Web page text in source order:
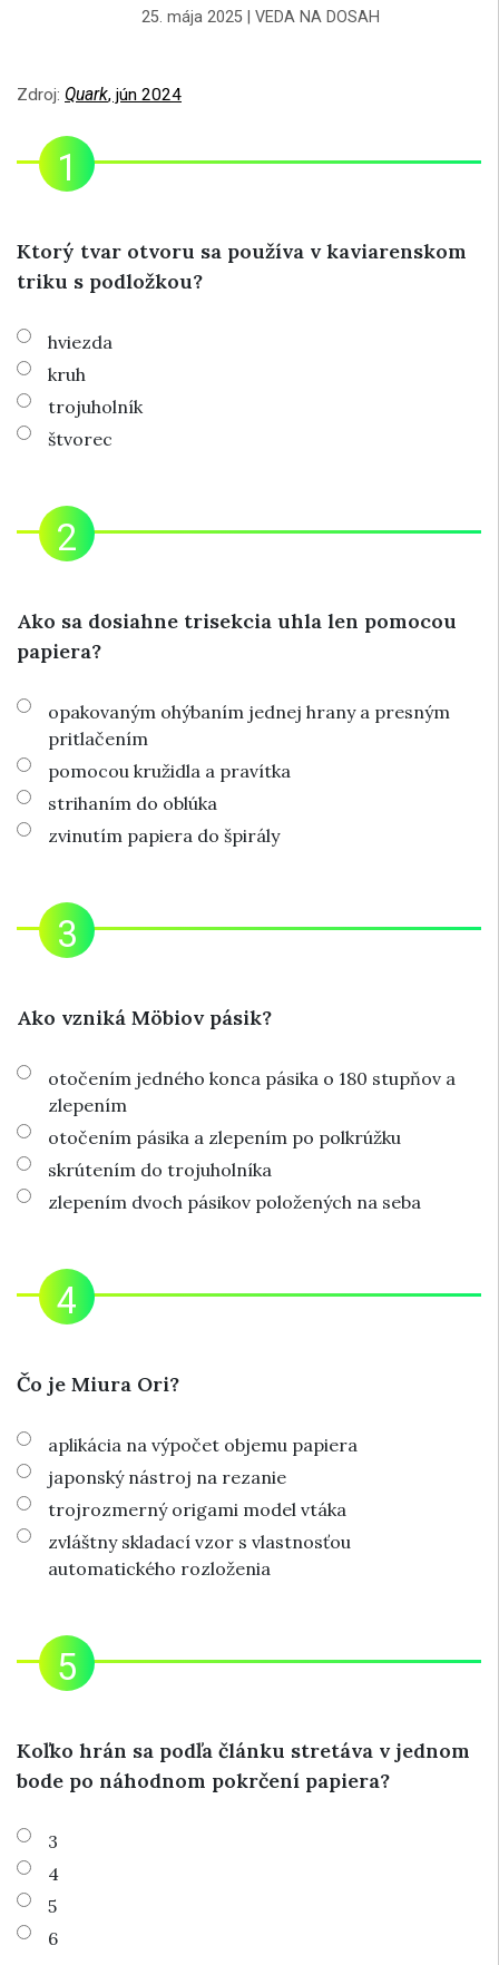
25. mája 2025| VEDA NA DOSAH
Zdroj: Quark, jún 2024
Ktorý tvar otvoru sa používa v kaviarenskom
triku s podložkou?
hviezda
kruh
trojuholník
štvorec
Ako sa dosiahne trisekcia uhla len pomocou
papiera?
opakovaným ohýbaním jednej hrany a presným
pritlačením
pomocou kružidla a pravítka
strihaním do oblúka
zvinutím papiera do špirály
Ako vzniká Möbiov pásik?
otočením jedného konca pásika o 180 stupňov a
zlepením
otočením pásika a zlepením po polkrúžku
skrútením do trojuholníka
zlepením dvoch pásikov položených na seba
Čo je Miura Ori?
aplikácia na výpočet objemu papiera
japonský nástroj na rezanie
trojrozmerný origami model vtáka
zvláštny skladací vzor s vlastnosťou
automatického rozloženia
Koľko hrán sa podľa článku stretáva v jednom
bode po náhodnom pokrčení papiera?
3
4
5
6